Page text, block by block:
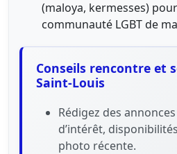
(maloya, kermesses)
communauté LGBT de
Conseils rencontre et
Saint‑Louis
Rédigez des
d’intérêt,
photo récente.